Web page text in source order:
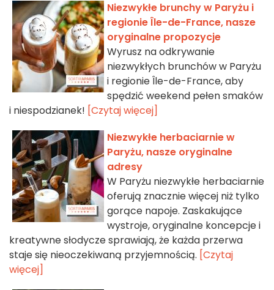
Niezwykłe brunchy w Paryżu i
regionie Île-de-France, nasze
oryginalne propozycje
Wyrusz na odkrywanie
niezwykłych brunchów w Paryżu
i regionie Île-de-France, aby
spędzić weekend pełen smaków
i niespodzianek! [Czytaj więcej]
Niezwykłe herbaciarnie w
Paryżu, nasze oryginalne
adresy
W Paryżu niezwykłe herbaciarnie
oferują znacznie więcej niż tylko
gorące napoje. Zaskakujące
wystroje, oryginalne koncepcje i
kreatywne słodycze sprawiają, że każda przerwa
staje się nieoczekiwaną przyjemnością. [Czytaj
więcej]